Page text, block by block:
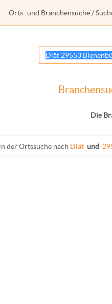
Orts- und Branchensuche /
Die
der Ortssuche nach Diät und